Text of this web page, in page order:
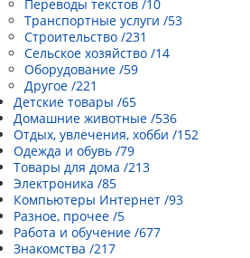
Переводы текстов /10
Транспортные услуги /53
Строительство /231
Сельское хозяйство /14
Оборудование /59
Другое /221
Детские товары /65
Домашние животные /536
Отдых, увлечения, хобби /152
Одежда и обувь /79
Товары для дома /213
Электроника /85
Компьютеры Интернет /93
Разное, прочее /5
Работа и обучение /677
Знакомства /217